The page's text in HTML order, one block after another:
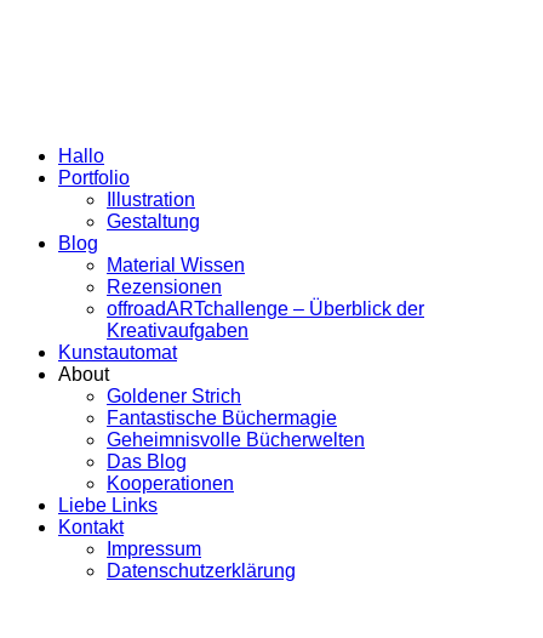
Hallo
Portfolio
Illustration
Gestaltung
Blog
Material Wissen
Rezensionen
offroadARTchallenge – Überblick der
Kreativaufgaben
Kunstautomat
About
Goldener Strich
Fantastische Büchermagie
Geheimnisvolle Bücherwelten
Das Blog
Kooperationen
Liebe Links
Kontakt
Impressum
Datenschutzerklärung